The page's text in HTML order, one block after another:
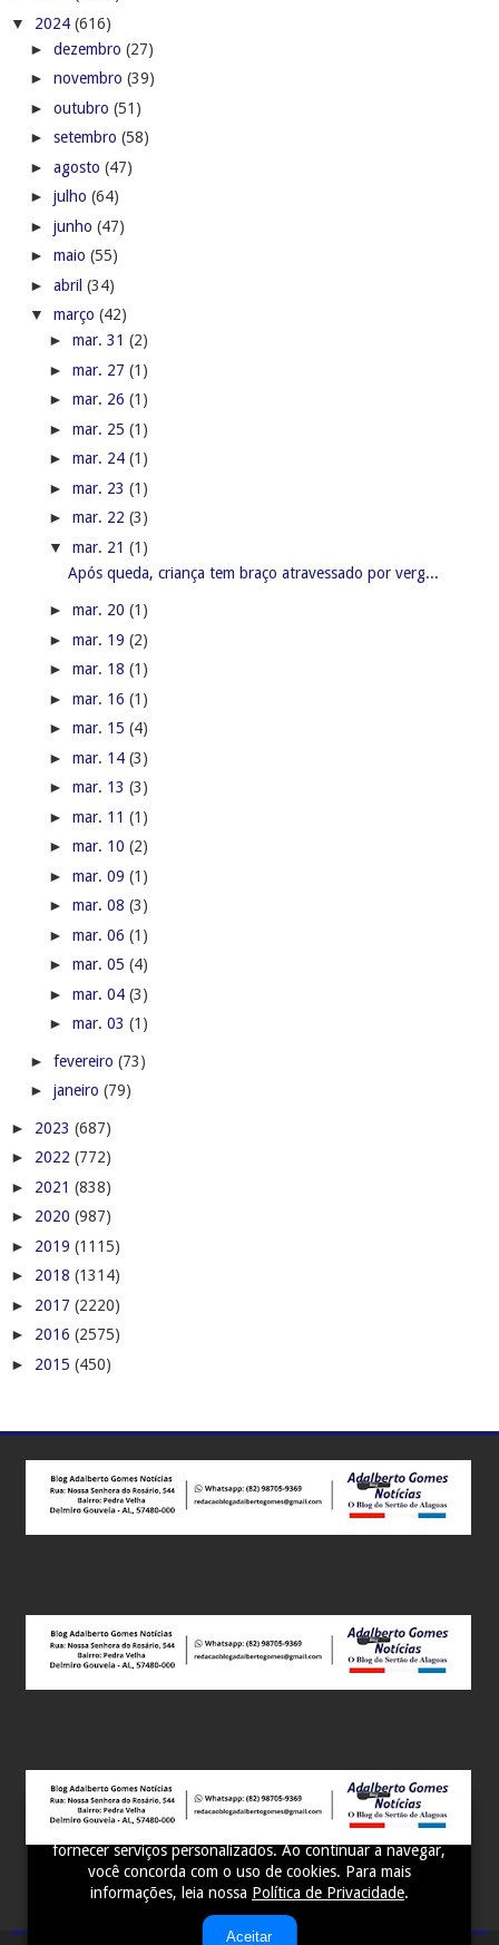
Este site utiliza cookies para melhorar sua experiência e
fornecer serviços personalizados. Ao continuar a navegar,
você concorda com o uso de cookies. Para mais
informações, leia nossa Política de Privacidade.
Aceitar
▼ 2024 (616)
► dezembro (27)
► novembro (39)
► outubro (51)
► setembro (58)
► agosto (47)
► julho (64)
► junho (47)
► maio (55)
► abril (34)
▼ março (42)
► mar. 31 (2)
► mar. 27 (1)
► mar. 26 (1)
► mar. 25 (1)
► mar. 24 (1)
► mar. 23 (1)
► mar. 22 (3)
▼ mar. 21 (1)
Após queda, criança tem braço atravessado por verg...
► mar. 20 (1)
► mar. 19 (2)
► mar. 18 (1)
► mar. 16 (1)
► mar. 15 (4)
► mar. 14 (3)
► mar. 13 (3)
► mar. 11 (1)
► mar. 10 (2)
► mar. 09 (1)
► mar. 08 (3)
► mar. 06 (1)
► mar. 05 (4)
► mar. 04 (3)
► mar. 03 (1)
► fevereiro (73)
► janeiro (79)
► 2023 (687)
► 2022 (772)
► 2021 (838)
► 2020 (987)
► 2019 (1115)
► 2018 (1314)
► 2017 (2220)
► 2016 (2575)
► 2015 (450)